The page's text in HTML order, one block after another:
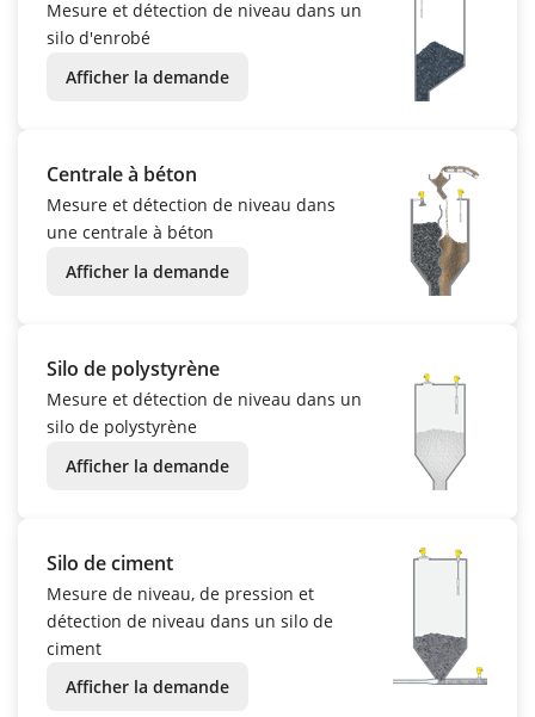
Mesure et détection de niveau dans un
silo d'enrobé
Afficher la demande
Centrale à béton
Mesure et détection de niveau dans
une centrale à béton
Afficher la demande
Silo de polystyrène
Mesure et détection de niveau dans un
silo de polystyrène
Afficher la demande
Silo de ciment
Mesure de niveau, de pression et
détection de niveau dans un silo de
ciment
Afficher la demande